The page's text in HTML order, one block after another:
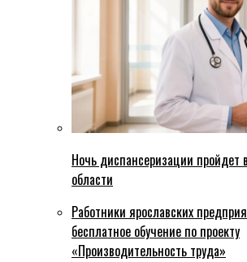
Ночь диспансеризации пройдет
области
Работники ярославских
бесплатное обучение по проекту
«Производительность труда»